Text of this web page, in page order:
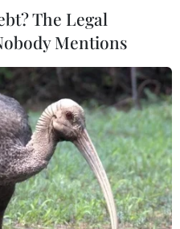
Bảo tàng Cát Tottori của
Nhật Bản - nơi cát trở
thành nghệ thuật độc đáo
07/08/2026 02:14
The Legal
Mentions